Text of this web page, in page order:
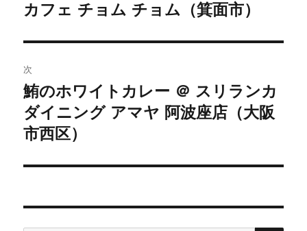
ナ
ビ
ゲ
ー
シ
の
稿:
カフェ チョム チョム（箕面市）
次
次
の
投
鮪のホワイトカレー ＠ スリランカ
ダイニング アマヤ 阿波座店（大阪
市西区）